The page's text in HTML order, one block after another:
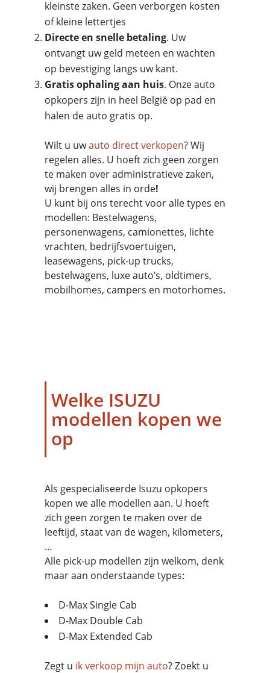
kleinste zaken. Geen verborgen kosten
of kleine lettertjes
Directe en snelle betaling. Uw
ontvangt uw geld meteen en wachten
op bevestiging langs uw kant.
Gratis ophaling aan huis. Onze auto
opkopers zijn in heel België op pad en
halen de auto gratis op.
Wilt u uwauto direct verkopen? Wij
regelen alles. U hoeft zich geen zorgen
te maken over administratieve zaken,
wij brengen alles in orde!
U kunt bij ons terecht voor alle types en
modellen: Bestelwagens,
personenwagens, camionettes, lichte
vrachten, bedrijfsvoertuigen,
leasewagens, pick-up trucks,
bestelwagens, luxe auto’s, oldtimers,
mobilhomes, campers en motorhomes.
Welke ISUZU
modellen kopen we
op
Als gespecialiseerde Isuzu opkopers
kopen we alle modellen aan. U hoeft
zich geen zorgen te maken over de
leeftijd, staat van de wagen, kilometers,
…
Alle pick-up modellen zijn welkom, denk
maar aan onderstaande types:
D-Max Single Cab
D-Max Double Cab
D-Max Extended Cab
Zegt u ik verkoop mijn auto? Zoekt u